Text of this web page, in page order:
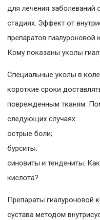
для лечения заболеваний
стадиях. Эффект от
препаратов
Кому показаны уколы
Специальные уколы в
короткие сроки
поврежденным тканям.
следующих случаях:
острые боли;
бурситы;
синовиты и тендениты.
кислота?
Препараты гиалуроновой
сустава методом